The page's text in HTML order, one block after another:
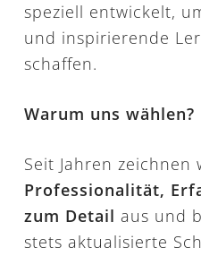
speziell entwickelt,
und inspirierende
schaffen.
Warum uns wählen?
Seit Jahren zeichnen
Professionalität,
zum Detail aus und
stets aktualisierte